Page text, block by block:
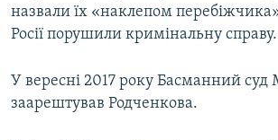
назвали їх «наклепом
Росії порушили кримінальну справу.
У вересні 2017 року Басманний суд
заарештував Родченкова.